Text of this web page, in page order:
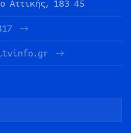
Αττικής, 183 45